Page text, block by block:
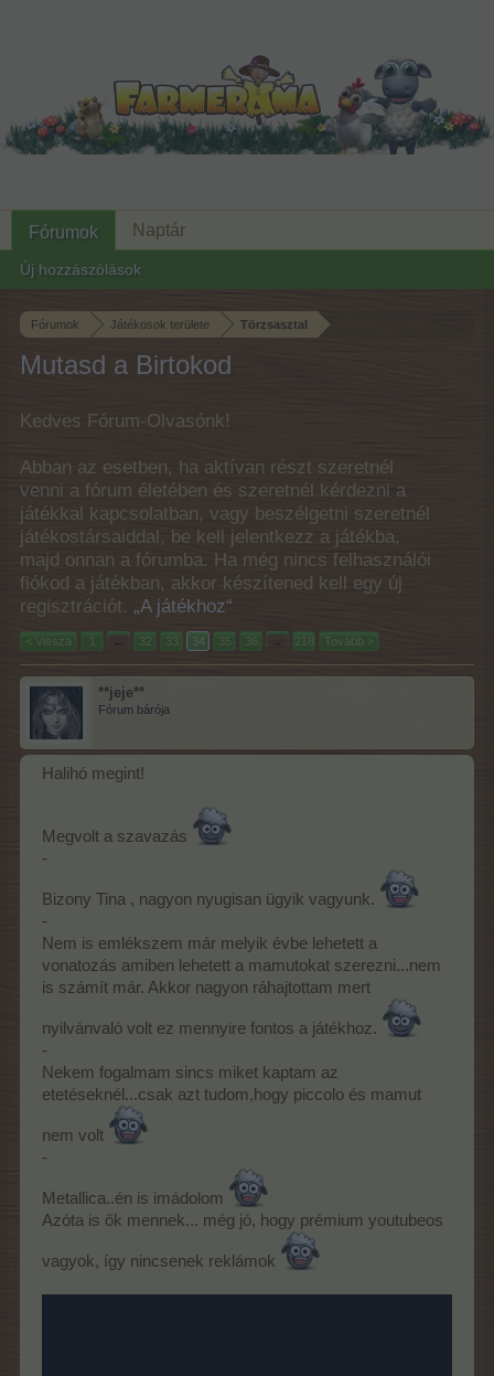
Fórumok Játékosok területe Törzsasztal
Mutasd a Birtokod
Kedves Fórum-Olvasónk!
Abban az esetben, ha aktívan részt szeretnél
venni a fórum életében és szeretnél kérdezni a
játékkal kapcsolatban, vagy beszélgetni szeretnél
játékostársaiddal, be kell jelentkezz a játékba,
majd onnan a fórumba. Ha még nincs felhasználói
fiókod a játékban, akkor készítened kell egy új
regisztrációt. „A játékhoz“
< Vissza 1 ← 32 33 34 35 36 → 218 Tovább >
**jeje**
Fórum bárója
Halihó megint!
Megvolt a szavazás
-
Bizony Tina , nagyon nyugisan ügyik vagyunk.
-
Nem is emlékszem már melyik évbe lehetett a
vonatozás amiben lehetett a mamutokat szerezni...nem
is számít már. Akkor nagyon ráhajtottam mert
nyilvánvaló volt ez mennyire fontos a játékhoz.
-
Nekem fogalmam sincs miket kaptam az
etetéseknél...csak azt tudom,hogy piccolo és mamut
nem volt
-
Metallica..én is imádolom
Azóta is ők mennek... még jó, hogy prémium youtubeos
vagyok, így nincsenek reklámok
Fórumok
Új hozzászólások
Naptár